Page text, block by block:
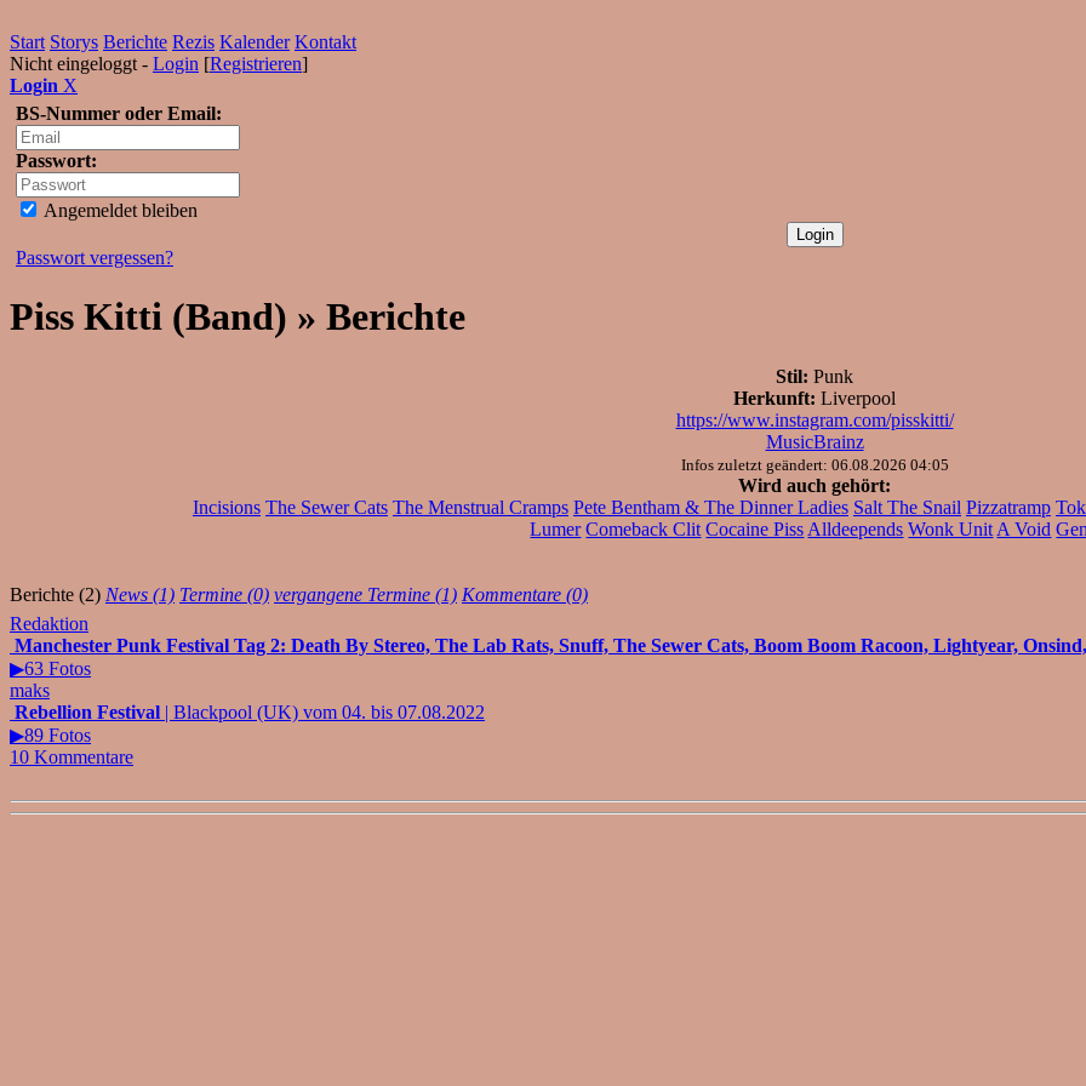
Start Storys Berichte Rezis Kalender Kontakt
Nicht eingeloggt - Login [Registrieren]
Login X
BS-Nummer oder Email:
Passwort:
Angemeldet bleiben
Passwort vergessen?
Piss Kitti (Band) » Berichte
Stil: Punk
Herkunft: Liverpool
https://www.instagram.com/pisskitti/
MusicBrainz
Infos zuletzt geändert: 06.08.2026 04:05
Wird auch gehört:
Incisions The Sewer Cats The Menstrual Cramps Pete Bentham & The Dinner Ladies Salt The Snail Pizzatramp
Lumer Comeback Clit Cocaine Piss Alldeepends Wonk Unit A Void
Berichte (2) News (1) Termine (0) vergangene Termine (1) Kommentare (0)
Redaktion
Manchester Punk Festival Tag 2: Death By Stereo, The Lab Rats, Snuff, The Sewer Cats, Boom Boom Racoon, Lightyear,
▶63 Fotos
maks
Rebellion Festival | Blackpool (UK) vom 04. bis 07.08.2022
▶89 Fotos
10 Kommentare